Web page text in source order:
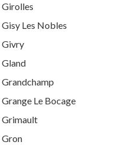
Girolles
Les Nobles
Givry
Le Bocage
Grimault
Gron